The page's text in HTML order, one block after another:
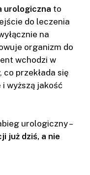
urologiczna to
do leczenia
na
organizm do
wchodzi w
przekłada się
wyższą jakość
urologiczny –
już dziś, a nie